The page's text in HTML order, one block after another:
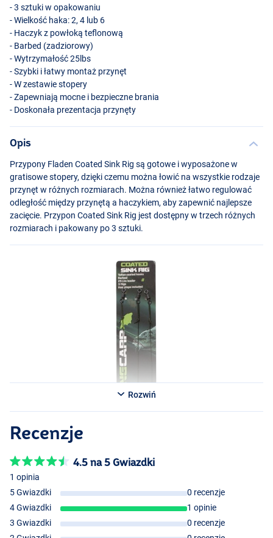
- 3 sztuki w opakowaniu
- Wielkość haka: 2, 4 lub 6
- Haczyk z powłoką teflonową
- Barbed (zadziorowy)
- Wytrzymałość 25lbs
- Szybki i łatwy montaż przynęt
- W zestawie stopery
- Zapewniają mocne i bezpieczne brania
- Doskonała prezentacja przynęty
Opis
Przypony Fladen Coated Sink Rig są gotowe i wyposażone w
gratisowe stopery, dzięki czemu można łowić na wszystkie rodzaje
przynęt w różnych rozmiarach. Można również łatwo regulować
odległość między przynętą a haczykiem, aby zapewnić najlepsze
zacięcie. Przypon Coated Sink Rig jest dostępny w trzech różnych
rozmiarach i pakowany po 3 sztuki.
Rozwiń
Recenzje
4.5 na 5 Gwiazdki
1 opinia
5 Gwiazdki
0 recenzje
4 Gwiazdki
1 opinie
3 Gwiazdki
0 recenzje